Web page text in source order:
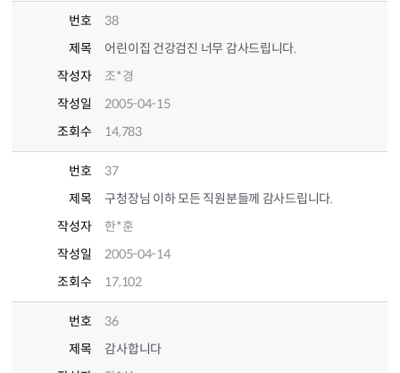
번호
38
제목
어린이집 건강검진 너무 감사드립니다.
작성자
조*경
작성일
2005-04-15
조회수
14,783
번호
37
제목
구청장님 이하 모든 직원분들께 감사드립니다.
작성자
한*훈
작성일
2005-04-14
조회수
17,102
번호
36
제목
감사합니다